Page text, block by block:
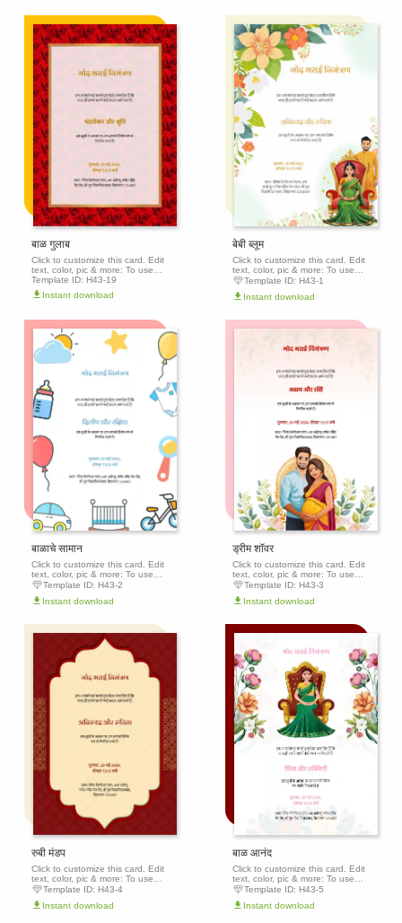
Edit this
template
बाळ गुलाब
Click to customize this card. Edit
text, color, pic & more: To use
this template, click the 'Edit this
template' button above to get
started.
Template ID: H43-19
Instant download
Edit
बेबी ब्लूम
Click to customize this card. Edit
text, color, pic & more: To use
this template, click the 'Edit this
template' button above to get
started.
Template ID: H43-1
Instant download
Edit this
template
बाळाचे सामान
Click to customize this card. Edit
text, color, pic & more: To use
this template, click the 'Edit this
template' button above to get
started.
Template ID: H43-2
Instant download
Edit
ड्रीम शॉवर
Click to customize this card. Edit
text, color, pic & more: To use
this template, click the 'Edit this
template' button above to get
started.
Template ID: H43-3
Instant download
Edit this
रुबी मंडप
Click to customize this card. Edit
text, color, pic & more: To use
this template, click the 'Edit this
template' button above to get
started.
Template ID: H43-4
Instant download
Edit
बाळ आनंद
Click to customize this card. Edit
text, color, pic & more: To use
this template, click the 'Edit this
template' button above to get
started.
Template ID: H43-5
Instant download